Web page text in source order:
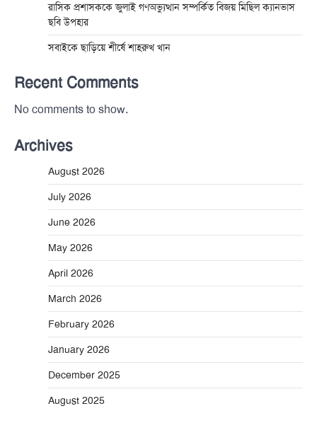
রাসিক প্রশাসককে জুলাই গণঅভ্যুত্থান সম্পর্কিত বিজয় মিছিল ক্যানভাস
ছবি উপহার
সবাইকে ছাড়িয়ে শীর্ষে শাহরুখ খান
Recent Comments
No comments to show.
Archives
August 2026
July 2026
June 2026
May 2026
April 2026
March 2026
February 2026
January 2026
December 2025
August 2025